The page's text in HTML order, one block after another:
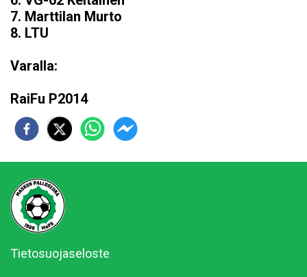
7. Marttilan Murto
8. LTU
Varalla:
RaiFu P2014
Tietosuojaseloste